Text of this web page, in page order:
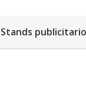
Stands